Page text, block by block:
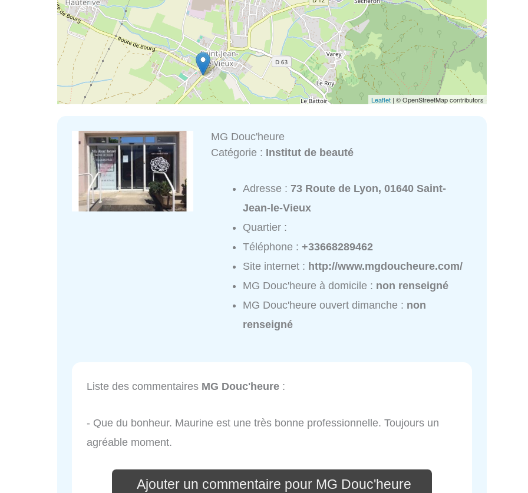
Leaflet | © OpenStreetMap contributors
MG Douc'heure
Catégorie : Institut de beauté
Adresse :73 Route de Lyon, 01640 Saint-
Jean-le-Vieux
Quartier :
Téléphone :+33668289462
Site internet : http://www.mgdoucheure.com/
MG Douc'heure à domicile : non renseigné
MG Douc'heure ouvert dimanche : non
renseigné
Liste des commentaires MG Douc'heure :
- Que du bonheur. Maurine est une très bonne professionnelle. Toujours un
agréable moment.
Ajouter un commentaire pour MG Douc'heure